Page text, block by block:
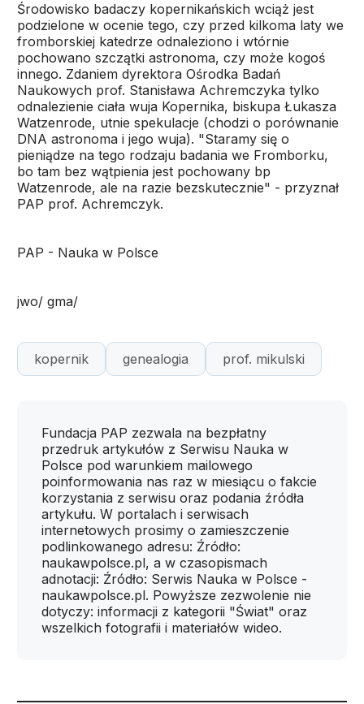
Środowisko badaczy kopernikańskich wciąż jest
podzielone w ocenie tego, czy przed kilkoma laty we
fromborskiej katedrze odnaleziono i wtórnie
pochowano szczątki astronoma, czy może kogoś
innego. Zdaniem dyrektora Ośrodka Badań
Naukowych prof. Stanisława Achremczyka tylko
odnalezienie ciała wuja Kopernika, biskupa Łukasza
Watzenrode, utnie spekulacje (chodzi o porównanie
DNA astronoma i jego wuja). "Staramy się o
pieniądze na tego rodzaju badania we Fromborku,
bo tam bez wątpienia jest pochowany bp
Watzenrode, ale na razie bezskutecznie" - przyznał
PAP prof. Achremczyk.
PAP - Nauka w Polsce
jwo/ gma/
kopernik genealogia prof. mikulski
Fundacja PAP zezwala na bezpłatny
przedruk artykułów z Serwisu Nauka w
Polsce pod warunkiem mailowego
poinformowania nas raz w miesiącu o fakcie
korzystania z serwisu oraz podania źródła
artykułu. W portalach i serwisach
internetowych prosimy o zamieszczenie
podlinkowanego adresu: Źródło:
naukawpolsce.pl, a w czasopismach
adnotacji: Źródło: Serwis Nauka w Polsce -
naukawpolsce.pl. Powyższe zezwolenie nie
dotyczy: informacji z kategorii "Świat" oraz
wszelkich fotografii i materiałów wideo.